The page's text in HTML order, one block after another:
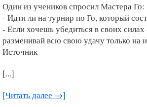
Один из учеников спросил Мастера Го:
- Идти ли на турнир по Го, который
- Если хочешь убедиться в своих
разменивай всю свою удачу только на
Источник
[...]
[Читать далее →]